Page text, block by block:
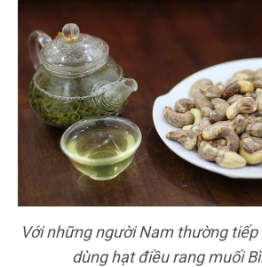
Với những người Nam thường
dùng hạt điều rang muối